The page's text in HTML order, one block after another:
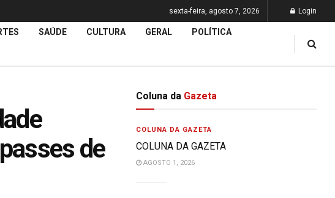
sexta-feira, agosto 7, 2026 Login
SAÚDE CULTURA GERAL POLÍTICA
de
Coluna da Gazeta
COLUNA DA GAZETA
COLUNA DA GAZETA
AGOSTO 1, 2026